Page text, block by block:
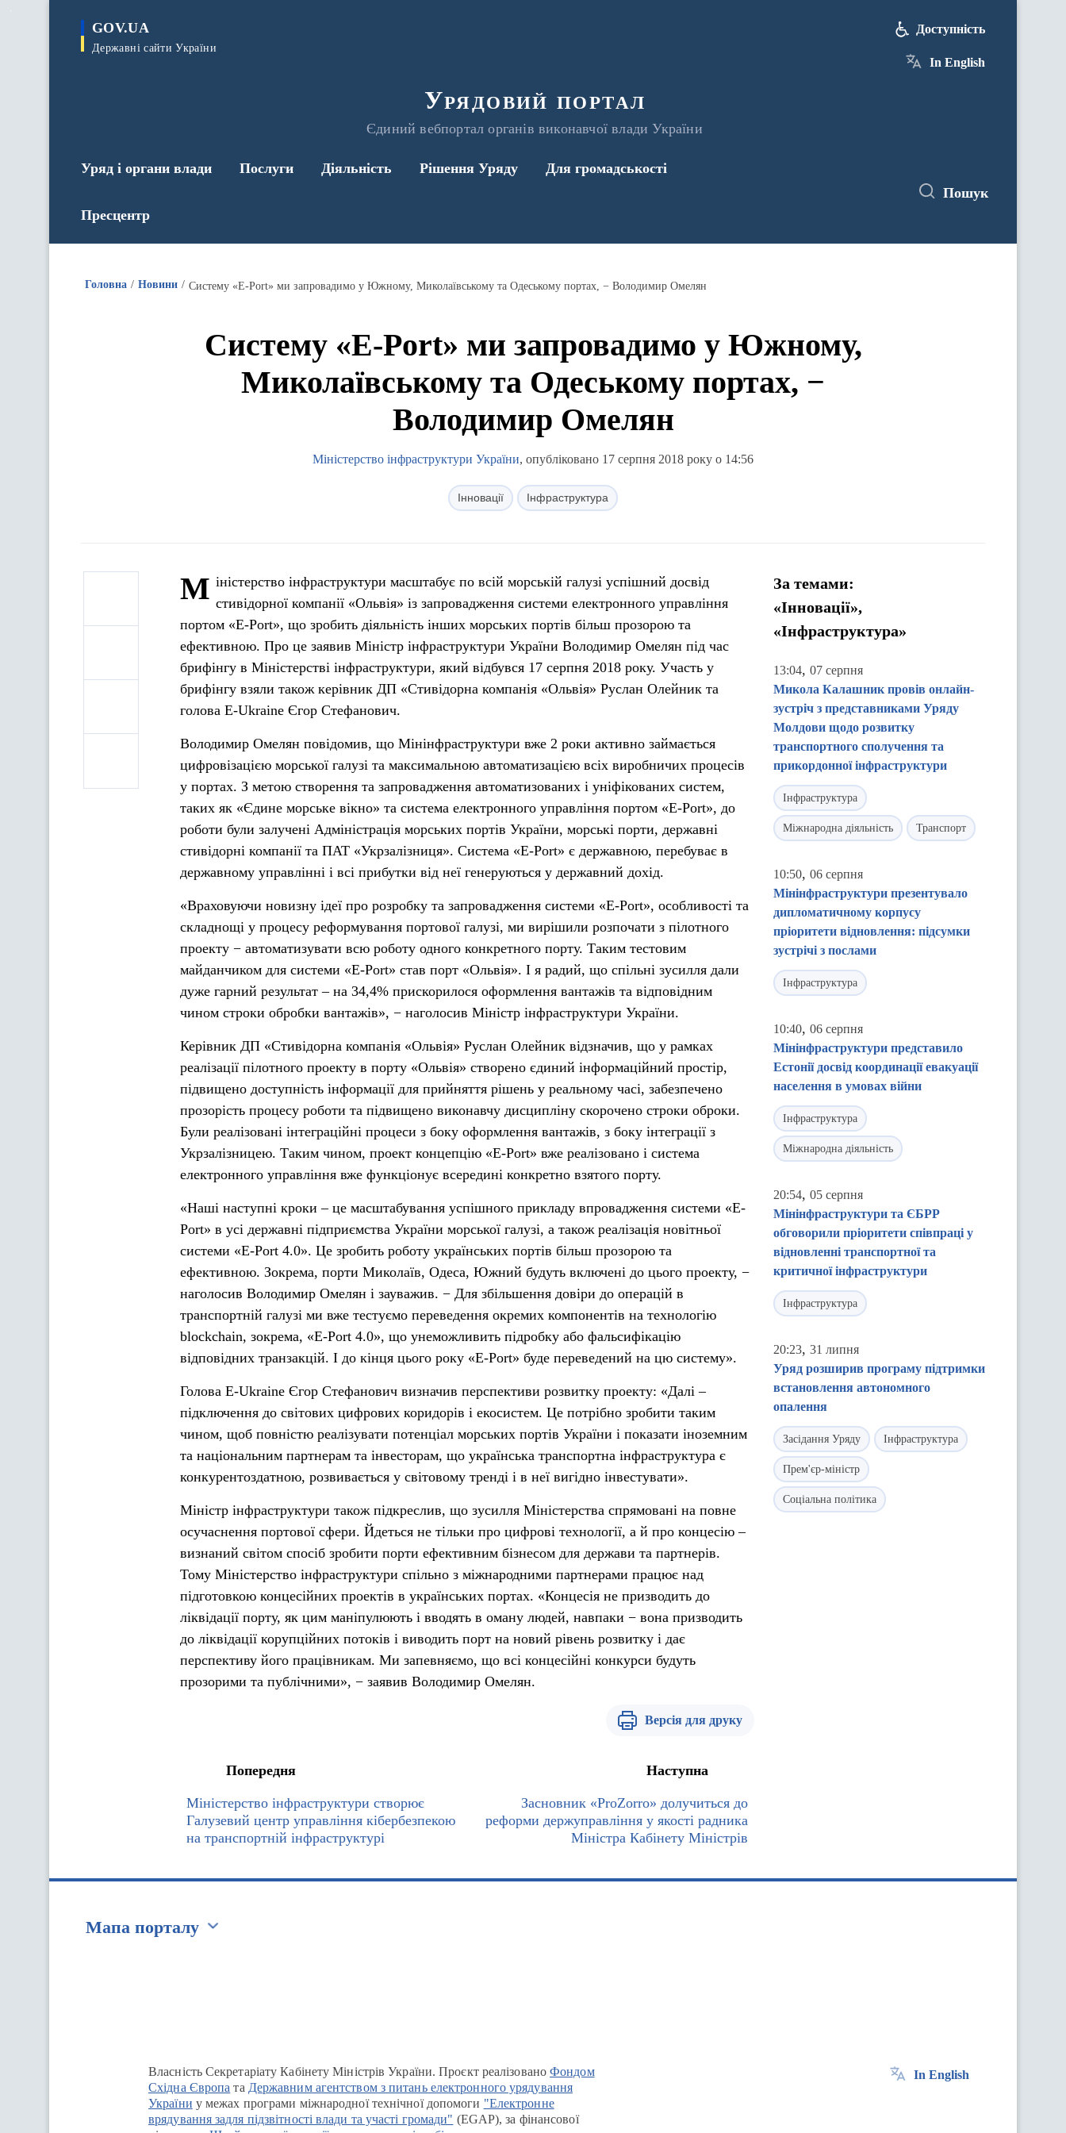
GOV.UA
Державні сайти України
Урядовий портал
Єдиний вебпортал органів виконавчої влади України
Доступність
In English
Уряд і органи влади Послуги Діяльність Рішення Уряду Для громадськості
Пресцентр
Пошук
Головна Новини Систему «Е-Port» ми запровадимо у Южному, Миколаївському та Одеському портах, − Володимир Омелян
Систему «Е-Port» ми запровадимо у Южному,
Миколаївському та Одеському портах, −
Володимир Омелян
Міністерство інфраструктури України, опубліковано 17 серпня 2018 року о 14:56
Інновації Інфраструктура
М іністерство інфраструктури масштабує по всій морській галузі успішний досвід
стивідорної компанії «Ольвія» із запровадження системи електронного управління
портом «Е-Port», що зробить діяльність інших морських портів більш прозорою та
ефективною. Про це заявив Міністр інфраструктури України Володимир Омелян під час
брифінгу в Міністерстві інфраструктури, який відбувся 17 серпня 2018 року. Участь у
брифінгу взяли також керівник ДП «Стивідорна компанія «Ольвія» Руслан Олейник та
голова Е-Ukraine Єгор Стефанович.
Володимир Омелян повідомив, що Мінінфраструктури вже 2 роки активно займається
цифровізацією морської галузі та максимальною автоматизацією всіх виробничих процесів
у портах. З метою створення та запровадження автоматизованих і уніфікованих систем,
таких як «Єдине морське вікно» та система електронного управління портом «Е-Port», до
роботи були залучені Адміністрація морських портів України, морські порти, державні
стивідорні компанії та ПАТ «Укрзалізниця». Система «Е-Port» є державною, перебуває в
державному управлінні і всі прибутки від неї генеруються у державний дохід.
«Враховуючи новизну ідеї про розробку та запровадження системи «Е-Port», особливості та
складнощі у процесу реформування портової галузі, ми вирішили розпочати з пілотного
проекту − автоматизувати всю роботу одного конкретного порту. Таким тестовим
майданчиком для системи «Е-Port» став порт «Ольвія». І я радий, що спільні зусилля дали
дуже гарний результат – на 34,4% прискорилося оформлення вантажів та відповідним
чином строки обробки вантажів», − наголосив Міністр інфраструктури України.
Керівник ДП «Стивідорна компанія «Ольвія» Руслан Олейник відзначив, що у рамках
реалізації пілотного проекту в порту «Ольвія» створено єдиний інформаційний простір,
підвищено доступність інформації для прийняття рішень у реальному часі, забезпечено
прозорість процесу роботи та підвищено виконавчу дисципліну скорочено строки оброки.
Були реалізовані інтеграційні процеси з боку оформлення вантажів, з боку інтеграції з
Укрзалізницею. Таким чином, проект концепцію «Е-Port» вже реалізовано і система
електронного управління вже функціонує всередині конкретно взятого порту.
«Наші наступні кроки – це масштабування успішного прикладу впровадження системи «Е-
Port» в усі державні підприємства України морської галузі, а також реалізація новітньої
системи «Е-Port 4.0». Це зробить роботу українських портів більш прозорою та
ефективною. Зокрема, порти Миколаїв, Одеса, Южний будуть включені до цього проекту, −
наголосив Володимир Омелян і зауважив. − Для збільшення довіри до операцій в
транспортній галузі ми вже тестуємо переведення окремих компонентів на технологію
blockchain, зокрема, «Е-Port 4.0», що унеможливить підробку або фальсифікацію
відповідних транзакцій. І до кінця цього року «Е-Port» буде переведений на цю систему».
Голова Е-Ukraine Єгор Стефанович визначив перспективи розвитку проекту: «Далі –
підключення до світових цифрових коридорів і екосистем. Це потрібно зробити таким
чином, щоб повністю реалізувати потенціал морських портів України і показати іноземним
та національним партнерам та інвесторам, що українська транспортна інфраструктура є
конкурентоздатною, розвивається у світовому тренді і в неї вигідно інвестувати».
Міністр інфраструктури також підкреслив, що зусилля Міністерства спрямовані на повне
осучаснення портової сфери. Йдеться не тільки про цифрові технології, а й про концесію –
визнаний світом спосіб зробити порти ефективним бізнесом для держави та партнерів.
Тому Міністерство інфраструктури спільно з міжнародними партнерами працює над
підготовкою концесійних проектів в українських портах. «Концесія не призводить до
ліквідації порту, як цим маніпулюють і вводять в оману людей, навпаки − вона призводить
до ліквідації корупційних потоків і виводить порт на новий рівень розвитку і дає
перспективу його працівникам. Ми запевняємо, що всі концесійні конкурси будуть
прозорими та публічними», − заявив Володимир Омелян.
Версія для друку
Попередня
Міністерство інфраструктури створює
Галузевий центр управління кібербезпекою
на транспортній інфраструктурі
Наступна
Засновник «ProZorro» долучиться до
реформи держуправління у якості радника
Міністра Кабінету Міністрів
За темами:
«Інновації»,
«Інфраструктура»
13:04, 07 серпня
Микола Калашник провів онлайн-
зустріч з представниками Уряду
Молдови щодо розвитку
транспортного сполучення та
прикордонної інфраструктури
Інфраструктура
Міжнародна діяльність Транспорт
10:50, 06 серпня
Мінінфраструктури презентувало
дипломатичному корпусу
пріоритети відновлення: підсумки
зустрічі з послами
Інфраструктура
10:40, 06 серпня
Мінінфраструктури представило
Естонії досвід координації евакуації
населення в умовах війни
Інфраструктура
Міжнародна діяльність
20:54, 05 серпня
Мінінфраструктури та ЄБРР
обговорили пріоритети співпраці у
відновленні транспортної та
критичної інфраструктури
Інфраструктура
20:23, 31 липня
Уряд розширив програму підтримки
встановлення автономного
опалення
Засідання Уряду Інфраструктура
Прем'єр-міністр
Соціальна політика
Мапа порталу
Власність Секретаріату Кабінету Міністрів України. Проєкт реалізованоФондом
Східна Європа та Державним агентством з питань електронного урядування
України у межах програми міжнародної технічної допомоги "Електронне
врядування задля підзвітності влади та участі громади" (EGAP), за фінансової
In English